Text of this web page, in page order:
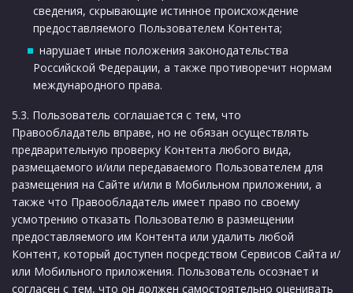
сведения, скрывающие истинное происхождение
предоставляемого Пользователем Контента;
нарушает иные положения законодательства
Российской Федерации, а также противоречит нормам
международного права.
5.3. Пользователь соглашается с тем, что
Правообладатель вправе, но не обязан осуществлять
предварительную проверку Контента любого вида,
размещаемого и/или передаваемого Пользователем для
размещения на Сайте и/или в Мобильном приложении, а
также что Правообладатель имеет право по своему
усмотрению отказать Пользователю в размещении
предоставляемого им Контента или удалить любой
Контент, который доступен посредством Сервисов Сайта и/
или Мобильного приложения. Пользователь осознает и
согласен с тем, что он должен самостоятельно оценивать